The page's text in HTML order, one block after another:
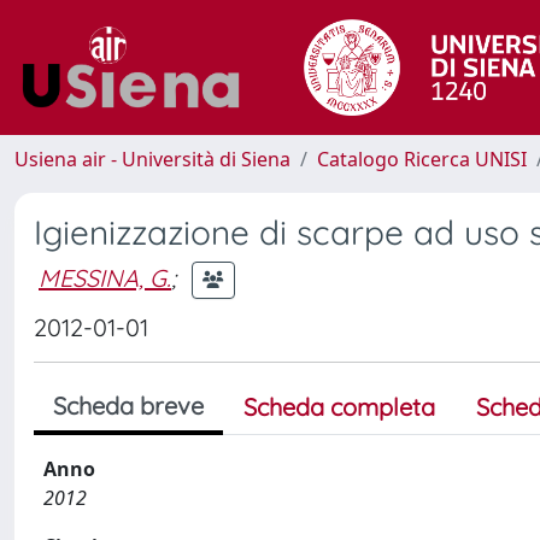
Usiena air - Università di Siena Catalogo Ricerca UNISI
Igienizzazione di scarpe ad uso
MESSINA, G.;
2012-01-01
Scheda breve Scheda completa
Anno
2012